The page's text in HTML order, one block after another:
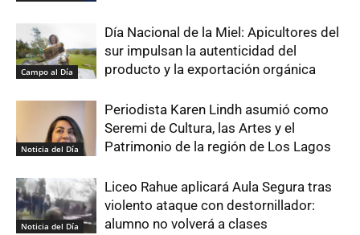
Campo al Día
Día Nacional de la Miel: Apicultores del
sur impulsan la autenticidad del
producto y la exportación orgánica
Noticia del Día
Periodista Karen Lindh asumió como
Seremi de Cultura, las Artes y el
Patrimonio de la región de Los Lagos
Noticia del Día
Liceo Rahue aplicará Aula Segura tras
violento ataque con destornillador:
alumno no volverá a clases